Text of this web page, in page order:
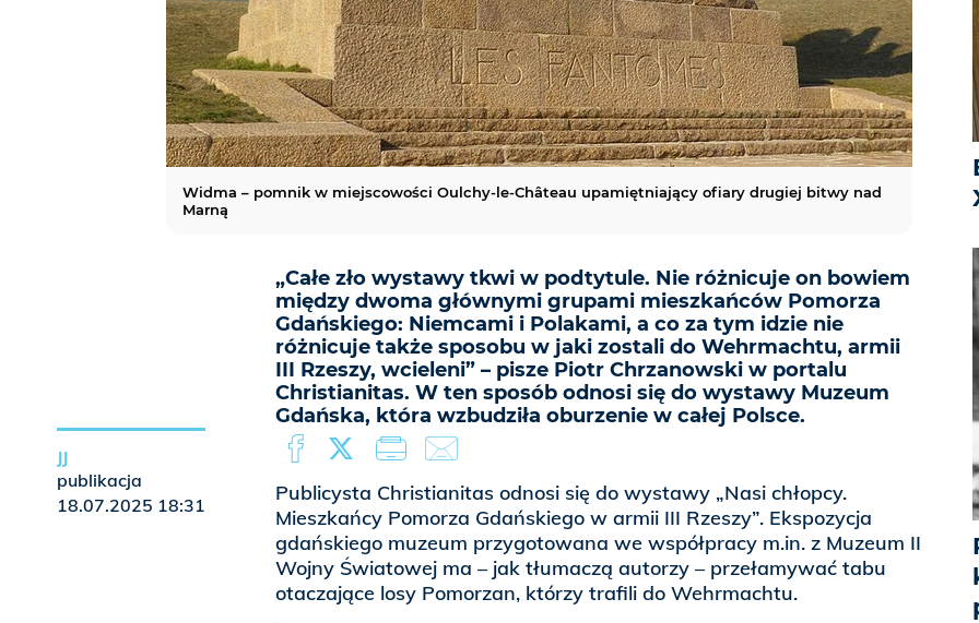
„Całe zło wystawy tkwi w podtytule. Nie różnicuje on bowiem
między dwoma głównymi grupami mieszkańców Pomorza
Gdańskiego: Niemcami i Polakami, a co za tym idzie nie
różnicuje także sposobu w jaki zostali do Wehrmachtu, armii
III Rzeszy, wcieleni” – pisze Piotr Chrzanowski w portalu
Christianitas. W ten sposób odnosi się do wystawy Muzeum
Gdańska, która wzbudziła oburzenie w całej Polsce.
Widma – pomnik w miejscowości Oulchy-le-Château upamiętniający ofiary drugiej bitwy nad
Marną
Publicysta Christianitas odnosi się do wystawy „Nasi chłopcy.
Mieszkańcy Pomorza Gdańskiego w armii III Rzeszy”. Ekspozycja
gdańskiego muzeum przygotowana we współpracy m.in. z Muzeum II
Wojny Światowej ma – jak tłumaczą autorzy – przełamywać tabu
otaczające losy Pomorzan, którzy trafili do Wehrmachtu.
JJ
publikacja
18.07.2025 18:31